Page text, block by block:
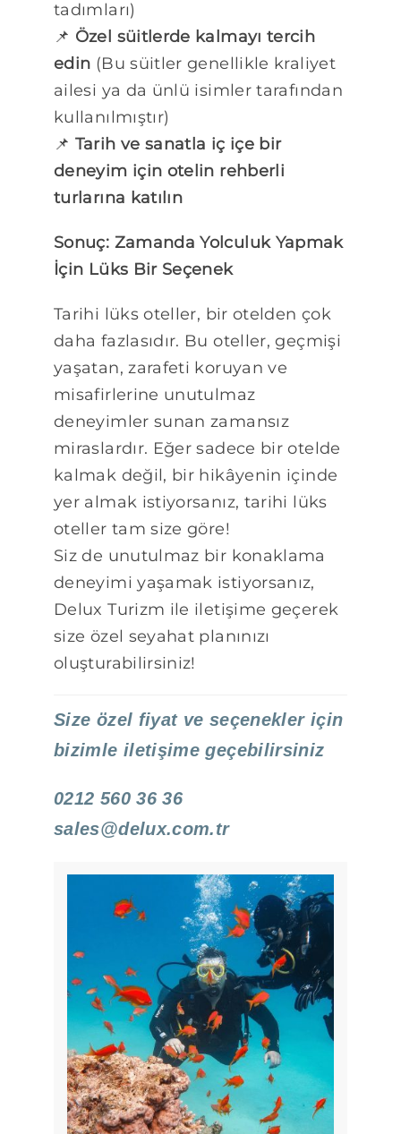
tadımları)
📌 Özel süitlerde kalmayı tercih
edin (Bu süitler genellikle kraliyet
ailesi ya da ünlü isimler tarafından
kullanılmıştır)
📌 Tarih ve sanatla iç içe bir
deneyim için otelin rehberli
turlarına katılın
Sonuç: Zamanda Yolculuk Yapmak
İçin Lüks Bir Seçenek
Tarihi lüks oteller, bir otelden çok
daha fazlasıdır. Bu oteller, geçmişi
yaşatan, zarafeti koruyan ve
misafirlerine unutulmaz
deneyimler sunan zamansız
miraslardır. Eğer sadece bir otelde
kalmak değil, bir hikâyenin içinde
yer almak istiyorsanız, tarihi lüks
oteller tam size göre!
Siz de unutulmaz bir konaklama
deneyimi yaşamak istiyorsanız,
Delux Turizm ile iletişime geçerek
size özel seyahat planınızı
oluşturabilirsiniz!
Size özel fiyat ve seçenekler için
bizimle iletişime geçebilirsiniz
0212 560 36 36
sales@delux.com.tr